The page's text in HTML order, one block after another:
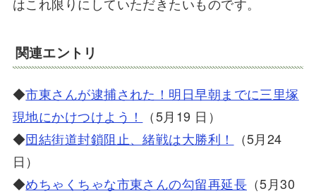
関連エントリ
◆市東さんが逮捕された！明日早朝までに三里塚
現地にかけつけよう！
（5月19 日）
◆団結街道封鎖阻止、緒戦は大勝利！
（5月24
日）
◆めちゃくちゃな市東さんの勾留再延長 （5月30